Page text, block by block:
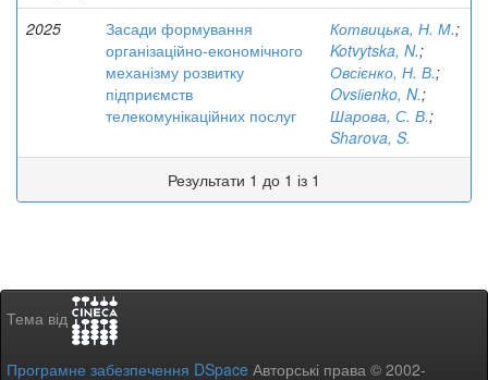
2025
Засади формування
організаційно-економічного
механізму розвитку
підприємств
телекомунікаційних послуг
Котвицька, Н. М.;
Kotvytska, N.;
Овсієнко, Н. В.;
Ovsiіenko, N.;
Шарова, С. В.;
Sharova, S.
Результати 1 до 1 із 1
Тема від
Програмне забезпечення DSpace Авторські права © 2002-